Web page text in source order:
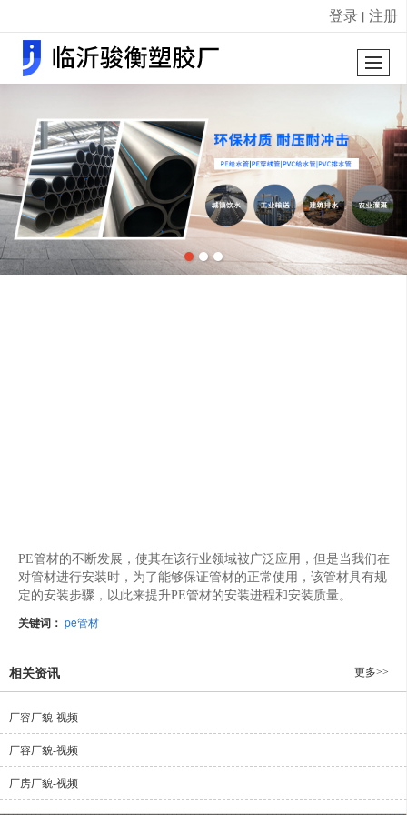
很遗憾，因您的浏览器版本过低导致无法获得最佳浏览体验，推荐下载安装谷歌浏览器！
登录 丨 注册
PE管材的不断发展，使其在该行业领域被广泛应用，但是当我们在
对管材进行安装时，为了能够保证管材的正常使用，该管材具有规
定的安装步骤，以此来提升PE管材的安装进程和安装质量。
关键词： pe管材
相关资讯 更多>>
厂容厂貌-视频
厂容厂貌-视频
厂房厂貌-视频